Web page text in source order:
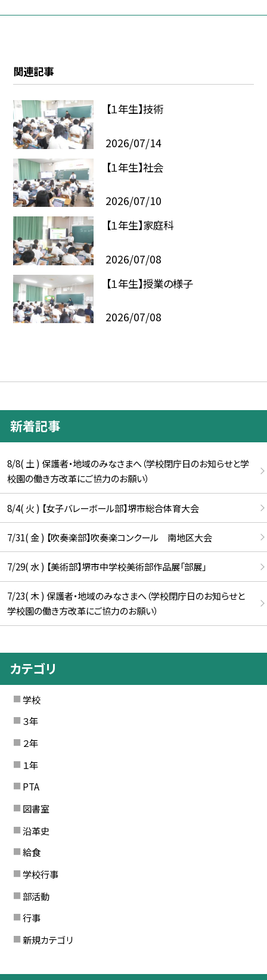
関連記事
【１年生】技術
2026/07/14
【１年生】社会
2026/07/10
【１年生】家庭科
2026/07/08
【１年生】授業の様子
2026/07/08
新着記事
8/8( 土 ) 保護者・地域のみなさまへ（学校閉庁日のお知らせと学
校園の働き方改革にご協力のお願い）
8/4( 火 ) 【女子バレーボール部】堺市総合体育大会
7/31( 金 ) 【吹奏楽部】吹奏楽コンクール 南地区大会
7/29( 水 ) 【美術部】堺市中学校美術部作品展「部展」
7/23( 木 ) 保護者・地域のみなさまへ（学校閉庁日のお知らせと
学校園の働き方改革にご協力のお願い）
カテゴリ
学校
３年
２年
１年
PTA
図書室
沿革史
給食
学校行事
部活動
行事
新規カテゴリ